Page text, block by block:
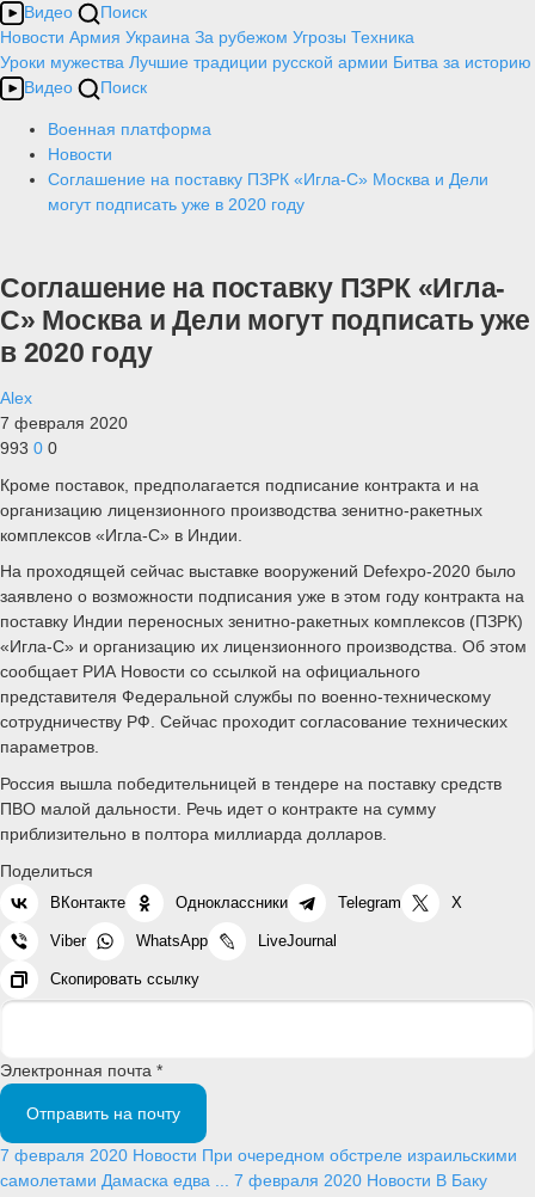
Видео
Поиск
Новости Армия Украина За рубежом Угрозы Техника
Уроки мужества Лучшие традиции русской армии Битва за историю
Видео
Поиск
Военная платформа
Новости
Соглашение на поставку ПЗРК «Игла-С» Москва и Дели
могут подписать уже в 2020 году
Соглашение на поставку ПЗРК «Игла-
С» Москва и Дели могут подписать уже
в 2020 году
Alex
7 февраля 2020
993 0 0
Кроме поставок, предполагается подписание контракта и на
организацию лицензионного производства зенитно-ракетных
комплексов «Игла-С» в Индии.
На проходящей сейчас выставке вооружений Defexpo-2020 было
заявлено о возможности подписания уже в этом году контракта на
поставку Индии переносных зенитно-ракетных комплексов (ПЗРК)
«Игла-С» и организацию их лицензионного производства. Об этом
сообщает РИА Новости со ссылкой на официального
представителя Федеральной службы по военно-техническому
сотрудничеству РФ. Сейчас проходит согласование технических
параметров.
Россия вышла победительницей в тендере на поставку средств
ПВО малой дальности. Речь идет о контракте на сумму
приблизительно в полтора миллиарда долларов.
Поделиться
ВКонтакте Одноклассники Telegram X
Viber WhatsApp LiveJournal
Скопировать ссылку
Электронная почта *
Отправить на почту
7 февраля 2020 Новости При очередном обстреле израильскими
самолетами Дамаска едва ... 7 февраля 2020 Новости В Баку